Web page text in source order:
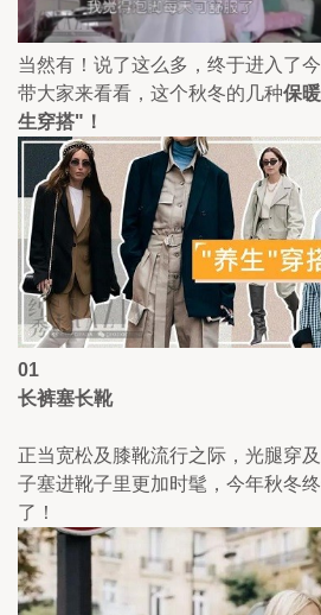
当然有！说了这么多，终于进入了
带大家来看看，这个秋冬的几种保
生穿搭"！
01
长裤塞长靴
正当宽松及膝靴流行之际，光腿穿
子塞进靴子里更加时髦，今年秋冬
了！